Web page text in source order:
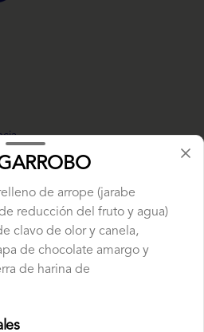
de arrope (jarabe
reducción del fruto y agua)
clavo de olor y canela,
de chocolate amargo y
de harina de